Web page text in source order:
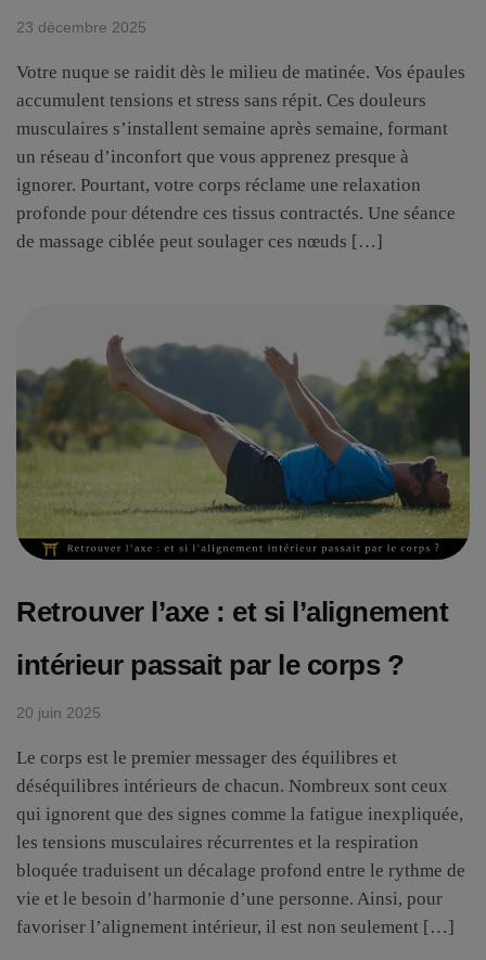
23 décembre 2025
Votre nuque se raidit dès le milieu de matinée. Vos épaules
accumulent tensions et stress sans répit. Ces douleurs
musculaires s’installent semaine après semaine, formant
un réseau d’inconfort que vous apprenez presque à
ignorer. Pourtant, votre corps réclame une relaxation
profonde pour détendre ces tissus contractés. Une séance
de massage ciblée peut soulager ces nœuds […]
Retrouver l’axe : et si l’alignement
intérieur passait par le corps ?
20 juin 2025
Le corps est le premier messager des équilibres et
déséquilibres intérieurs de chacun. Nombreux sont ceux
qui ignorent que des signes comme la fatigue inexpliquée,
les tensions musculaires récurrentes et la respiration
bloquée traduisent un décalage profond entre le rythme de
vie et le besoin d’harmonie d’une personne. Ainsi, pour
favoriser l’alignement intérieur, il est non seulement […]